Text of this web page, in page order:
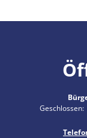
Konz
Klicken, um
Geschlossen: